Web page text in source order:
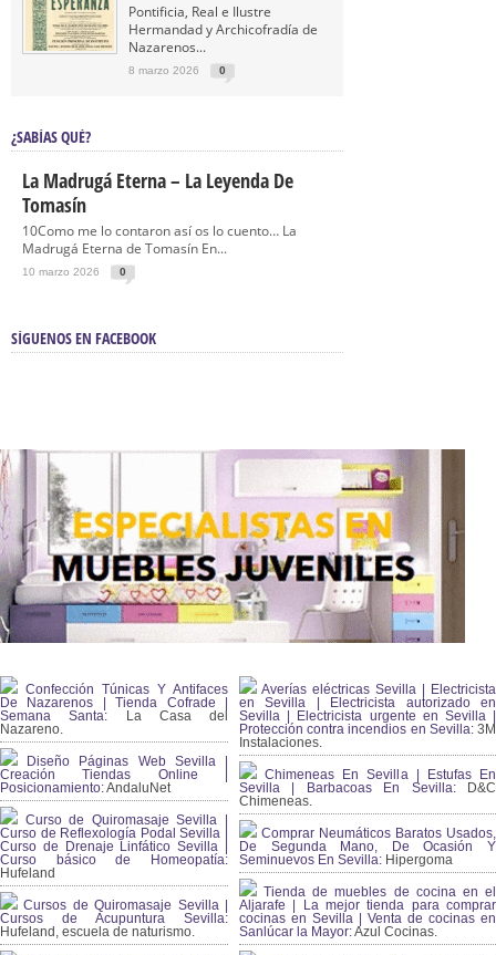
Pontificia, Real e Ilustre
Hermandad y Archicofradía de
Nazarenos...
8 marzo 2026 0
¿SABÍAS QUÉ?
La Madrugá Eterna – La Leyenda De
Tomasín
10Como me lo contaron así os lo cuento… La
Madrugá Eterna de Tomasín En...
10 marzo 2026 0
SÍGUENOS EN FACEBOOK
Confección Túnicas Y Antifaces
De Nazarenos | Tienda Cofrade |
Semana Santa: La Casa del
Nazareno.
Diseño Páginas Web Sevilla |
Creación Tiendas Online |
Posicionamiento:AndaluNet
Curso de Quiromasaje Sevilla |
Curso de Reflexología Podal Sevilla |
Curso de Drenaje Linfático Sevilla |
Curso básico de Homeopatía:
Hufeland
Cursos de Quiromasaje Sevilla |
Cursos de Acupuntura Sevilla:
Hufeland, escuela de naturismo.
Averías eléctricas Sevilla | Electricista
en Sevilla | Electricista autorizado en
Sevilla | Electricista urgente en Sevilla |
Protección contra incendios en Sevilla:3M
Instalaciones.
Chimeneas En Sevilla | Estufas En
Sevilla | Barbacoas En Sevilla:D&C
Chimeneas.
Comprar Neumáticos Baratos Usados,
De Segunda Mano, De Ocasión Y
Seminuevos En Sevilla: Hipergoma
Tienda de muebles de cocina en el
Aljarafe | La mejor tienda para comprar
cocinas en Sevilla | Venta de cocinas en
Sanlúcar la Mayor:Azul Cocinas.